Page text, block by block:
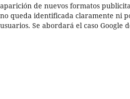
aparición de nuevos formatos
no queda identificada claramente ni
usuarios. Se abordará el caso Google